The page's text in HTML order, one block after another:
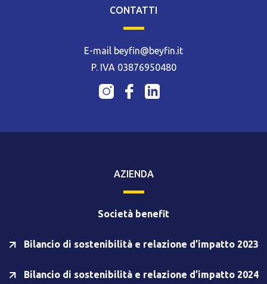
CONTATTI
E-mail beyfin@beyfin.it
P. IVA 03876950480
AZIENDA
Società benefit
Bilancio di sostenibilità e relazione d’impatto 2023
Bilancio di sostenibilità e relazione d’impatto 2024